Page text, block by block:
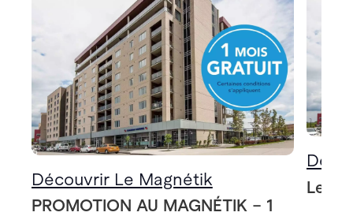
Découvrir Le Magnétik
PROMOTION AU MAGNÉTIK – 1
Le